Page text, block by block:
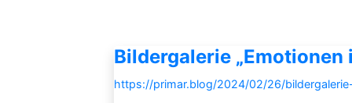
Bildergalerie „Emotionen
https://primar.blog/2024/02/26/